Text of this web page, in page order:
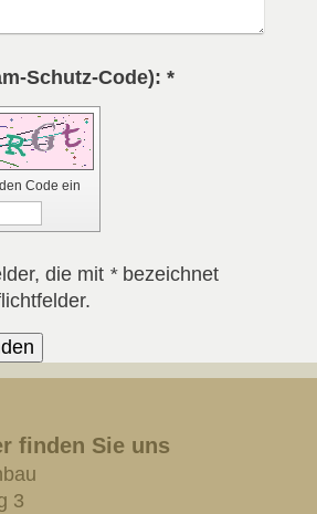
Captcha (Spam-Schutz-Code): *
Code ein
die mit *bezeichnet
finden Sie uns
3